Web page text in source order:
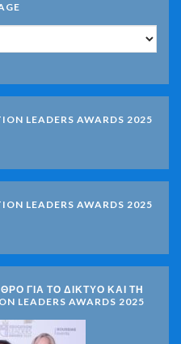
LEADERS AWARDS 2025
LEADERS AWARDS 2025
ΓΙΑ ΤΟ ΔΙΚΤΥΟ ΚΑΙ ΤΗ
LEADERS AWARDS 2025